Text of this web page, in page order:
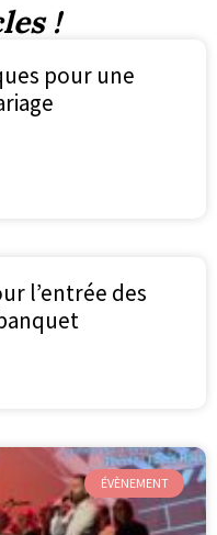
!
pour une
l’entrée des
ÉVÈNEMENT